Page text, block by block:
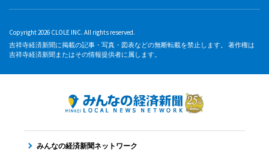
Copyright 2026 CLOLE INC. All rights reserved.
吉祥寺経済新聞に掲載の記事・写真・図表などの無断転載を禁止します。 著作権は
吉祥寺経済新聞またはその情報提供者に属します。
みんなの経済新聞ネットワーク